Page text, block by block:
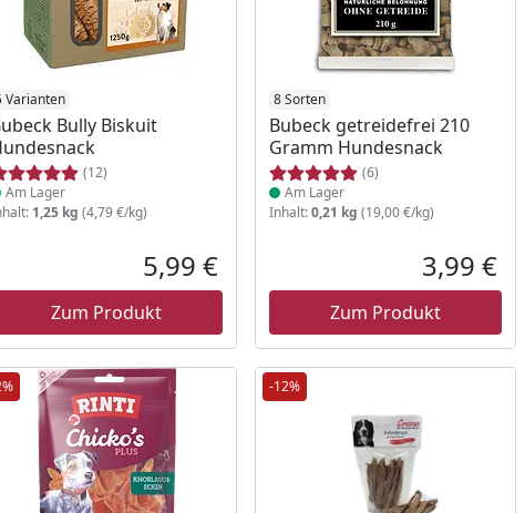
ProzentPreis
Preis
Varianten
Bully Biskuit
(12)
am Lager
Am Lager
1,25 kg (4,79 €/kg)
Aktueller Preis
5,99 €
Zum Produkt
8 Sorten
Bubeck getreidefrei 210
Gramm Hundesnack
(6)
Produkt am Lager
Am Lager
Inhalt:0,21 kg (19,00 €/kg)
3,99 €
Zum Produkt
-12%